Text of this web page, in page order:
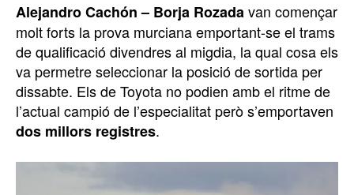
Alejandro Cachón – Borja Rozadavan començar
molt forts la prova murciana emportant-se el trams
de qualificació divendres al migdia, la qual cosa els
va permetre seleccionar la posició de sortida per
dissabte. Els de Toyota no podien amb el ritme de
l’actual campió de l’especialitat però s’emportaven
dos millors registres.